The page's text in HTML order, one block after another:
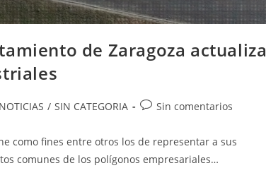
de Zaragoza actualiza
NOTICIAS / SIN CATEGORIA
Comentarios
la
entrada:
Sin comentarios
como fines entre otros los de representar a sus
comunes de los polígonos empresariales…